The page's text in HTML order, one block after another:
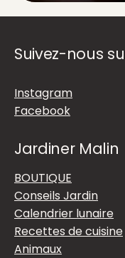
Suivez-nous
Instagram
Facebook
Jardiner Malin
BOUTIQUE
Conseils Jardin
Calendrier lunaire
Recettes de cuisine
Animaux